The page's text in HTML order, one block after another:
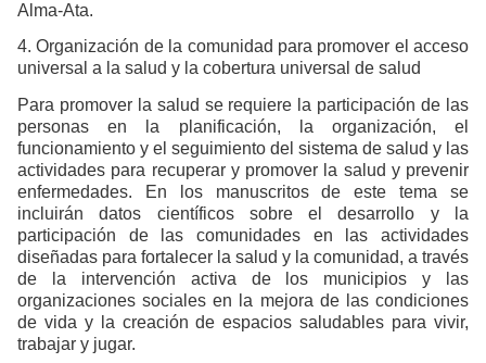
Alma-Ata.
4. Organización de la comunidad para promover el acceso
universal a la salud y la cobertura universal de salud
Para promover la salud se requiere la participación de las
personas en la planificación, la organización, el
funcionamiento y el seguimiento del sistema de salud y las
actividades para recuperar y promover la salud y prevenir
enfermedades. En los manuscritos de este tema se
incluirán datos científicos sobre el desarrollo y la
participación de las comunidades en las actividades
diseñadas para fortalecer la salud y la comunidad, a través
de la intervención activa de los municipios y las
organizaciones sociales en la mejora de las condiciones
de vida y la creación de espacios saludables para vivir,
trabajar y jugar.